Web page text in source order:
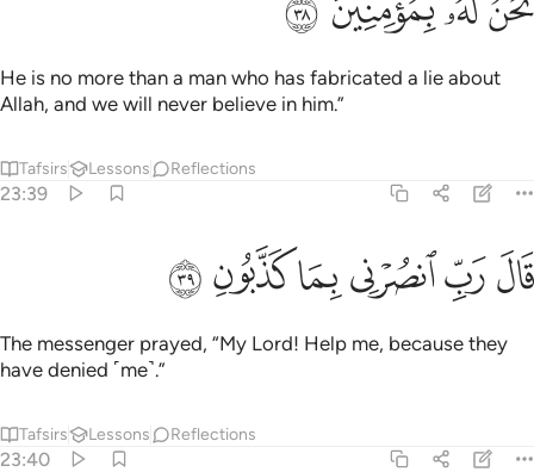
He is no more than a man who has fabricated a lie about
Allah, and we will never believe in him.”
Tafsirs Lessons Reflections
23:39
قال رب انصرني بما كذبون ٣٩
قَالَ رَبِّ ٱنصُرْنِى بِمَا كَذَّبُونِ ٣٩
ﳃﳄﳅﳆﳇﳈ
The messenger prayed, “My Lord! Help me, because they
have denied ˹me˺.”
Tafsirs Lessons Reflections
23:40